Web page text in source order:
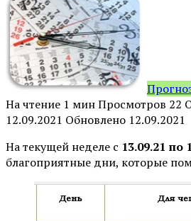
На чтение 1 минПросмотров 22
12.09.2021 Обновлено 12.09.2021
На текущей неделе с 13.09.21 по
благоприятные дни, которые